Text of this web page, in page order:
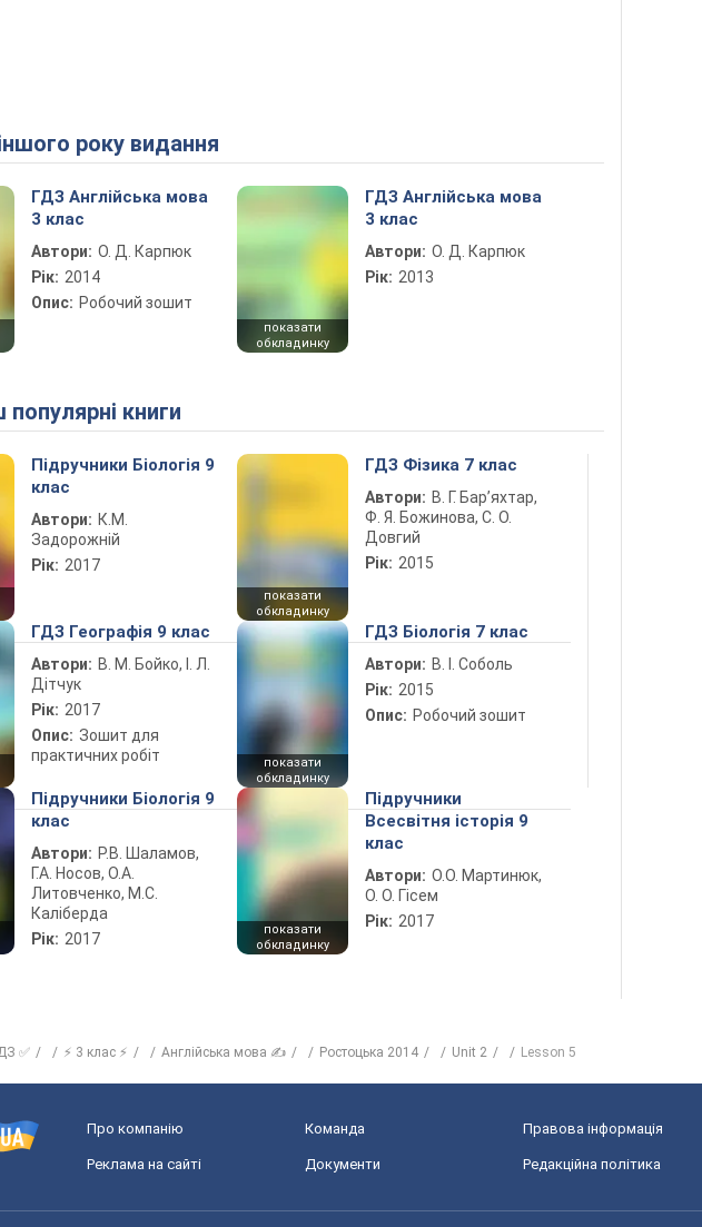
року видання
ГДЗ Англійська мова
3 клас
Автори: О. Д. Карпюк
Рік: 2014
Опис: Робочий зошит
показати
обкладинку
ГДЗ Англійська мова
3 клас
Автори: О. Д. Карпюк
Рік: 2013
популярні книги
Підручники Біологія 9
клас
Автори: К.М.
Задорожній
Рік: 2017
показати
обкладинку
ГДЗ Фізика 7 клас
Автори: В. Г. Бар’яхтар,
Ф. Я. Божинова, С. О.
Довгий
Рік: 2015
ГДЗ Географія 9 клас
Автори: В. М. Бойко, І. Л.
Дітчук
Рік: 2017
Опис: Зошит для
практичних робіт
показати
обкладинку
ГДЗ Біологія 7 клас
Автори: В. І. Соболь
Рік: 2015
Опис: Робочий зошит
Підручники Біологія 9
клас
Автори: Р.В. Шаламов,
Г.А. Носов, О.А.
Литовченко, М.С.
Каліберда
Рік: 2017
показати
обкладинку
Підручники
Всесвітня історія 9
клас
Автори: О.О. Мартинюк,
О. О. Гісем
Рік: 2017
✅ ⚡ 3 клас ⚡ Англійська мова ✍ Ростоцька 2014 Unit 2 Lesson 5
Про компанію Команда Правова інформація
Реклама на сайті Документи Редакційна політика